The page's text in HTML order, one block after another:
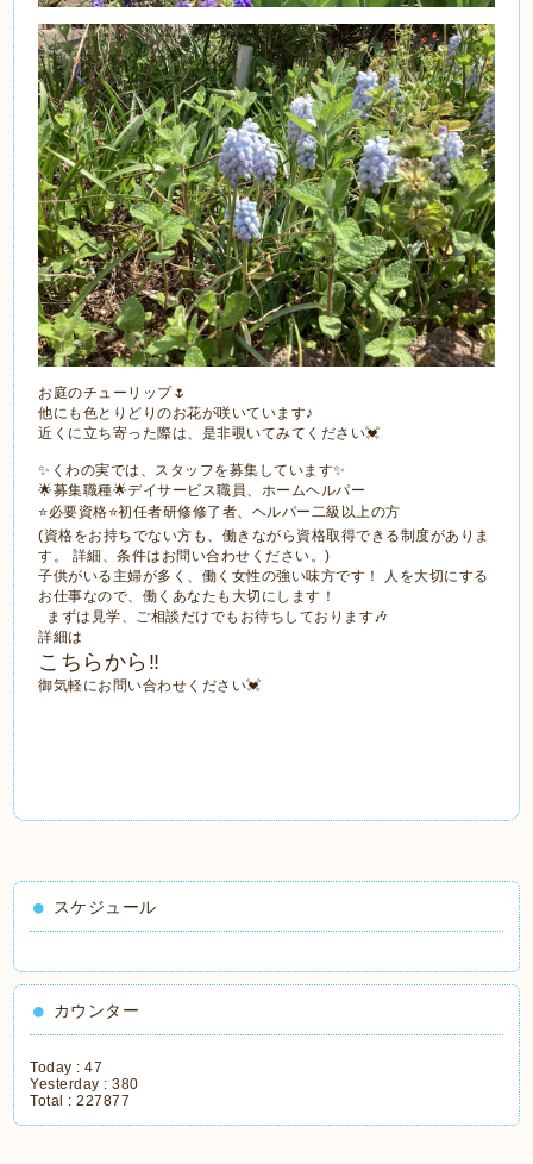
お庭のチューリップ🌷
他にも色とりどりのお花が咲いています♪
近くに立ち寄った際は、是非覗いてみてください💓
✨くわの実では、スタッフを募集しています✨
🌟募集職種🌟デイサービス職員、ホームヘルパー
⭐️必要資格⭐️初任者研修修了者、ヘルパー二級以上の方
(資格をお持ちでない方も、働きながら資格取得できる制度がありま
す。 詳細、条件はお問い合わせください。)
子供がいる主婦が多く、働く女性の強い味方です！ 人を大切にする
お仕事なので、働くあなたも大切にします！
まずは見学、ご相談だけでもお待ちしております🎶
詳細は
こちらから‼️
御気軽にお問い合わせください💓
スケジュール
カウンター
Today :47
Yesterday :380
Total :227877